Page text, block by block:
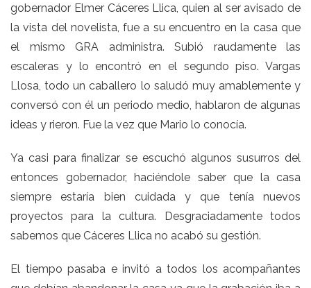
gobernador Elmer Cáceres Llica, quien al ser avisado de
la vista del novelista, fue a su encuentro en la casa que
el mismo GRA administra. Subió raudamente las
escaleras y lo encontró en el segundo piso. Vargas
Llosa, todo un caballero lo saludó muy amablemente y
conversó con él un periodo medio, hablaron de algunas
ideas y rieron. Fue la vez que Mario lo conocía.
Ya casi para finalizar se escuchó algunos susurros del
entonces gobernador, haciéndole saber que la casa
siempre estaría bien cuidada y que tenía nuevos
proyectos para la cultura. Desgraciadamente todos
sabemos que Cáceres Llica no acabó su gestión.
El tiempo pasaba e invitó a todos los acompañantes